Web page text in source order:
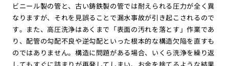
ビニール製の管と、古い鋳鉄製の管では耐えられる圧力が全く異
なりますが、それを見誤ることで漏水事故が引き起こされるので
す。また、高圧洗浄はあくまで「表面の汚れを落とす」作業であ
り、配管の勾配不良や逆勾配といった根本的な構造欠陥を直すも
のではありません。構造に問題がある場合、いくら洗浄を繰り返